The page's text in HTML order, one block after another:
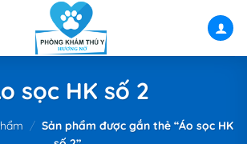
sọc HK số 2
/ Sản phẩm được gắn thẻ “Áo sọc HK